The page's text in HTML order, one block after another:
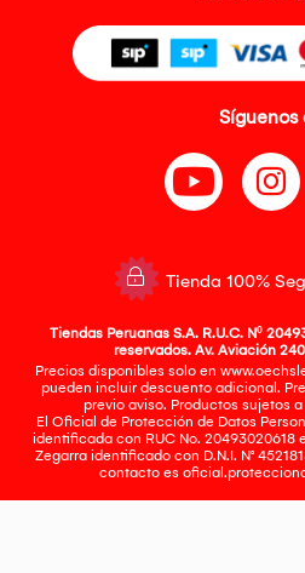
Síguenos
Tienda 100%
Tiendas Peruanas S.A. R.U.C. Nº
reservados. Av. Aviación
Precios disponibles solo en
pueden incluir descuento adicional.
previo aviso. Productos sujetos
El Oficial de Protección de Datos
identificada con RUC No. 20493020618
Zegarra identificado con D.N.I. N°
contacto es